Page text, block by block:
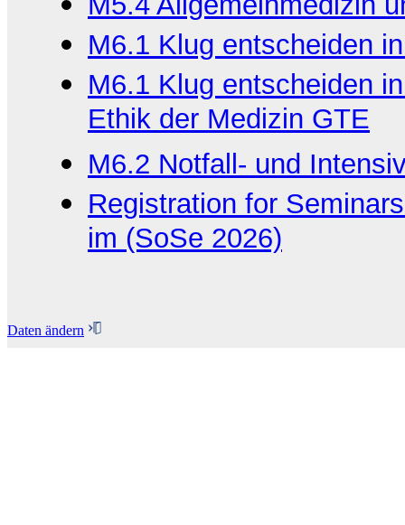
M6.1 Klug entscheiden
M6.1 Klug entscheiden
Ethik der Medizin GTE
M6.2 Notfall- und
Registration for
im (SoSe 2026)
Daten ändern